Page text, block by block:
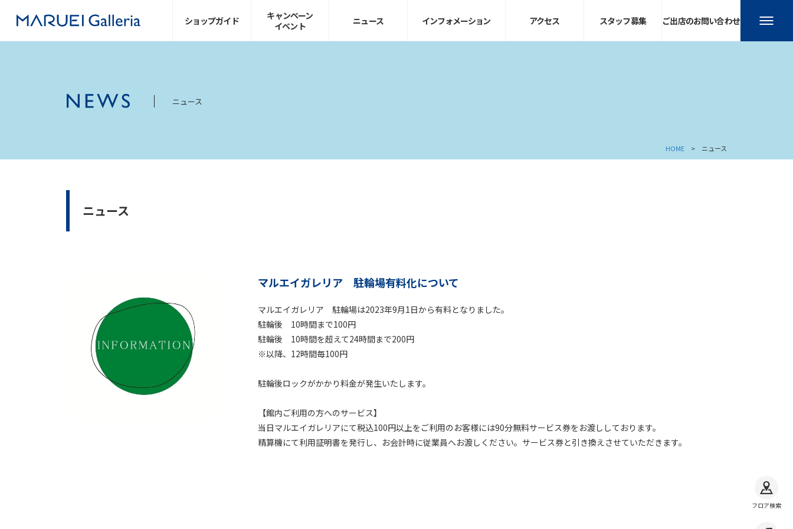
ショップガイド
キャンペーン
イベント
ニュース インフォメーション アクセス スタッフ募集 ご出店のお問い合わせ
フロア検索
ニュース
HOME ニュース
ニュース
マルエイガレリア 駐輪場有料化について
マルエイガレリア 駐輪場は2023年9月1日から有料となりました。
駐輪後 10時間まで100円
駐輪後 10時間を超えて24時間まで200円
※以降、12時間毎100円
駐輪後ロックがかかり料金が発生いたします。
【館内ご利用の方へのサービス】
当日マルエイガレリアにて税込100円以上をご利用のお客様には90分無料サービス券をお渡ししております。
精算機にて利用証明書を発行し、お会計時に従業員へお渡しください。サービス券と引き換えさせていただきます。